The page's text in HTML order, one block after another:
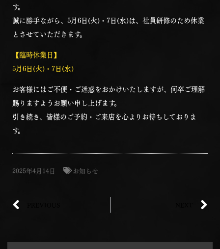
す。
誠に勝手ながら、5月6日(火)・7日(水)は、社員研修のため休業
とさせていただきます。
【臨時休業日】
5月6日(火)・7日(水)
お客様にはご不便・ご迷惑をおかけいたしますが、何卒ご理解
賜りますようお願い申し上げます。
引き続き、皆様のご予約・ご来店を心よりお待ちしておりま
す。
2025年4月14日 お知らせ